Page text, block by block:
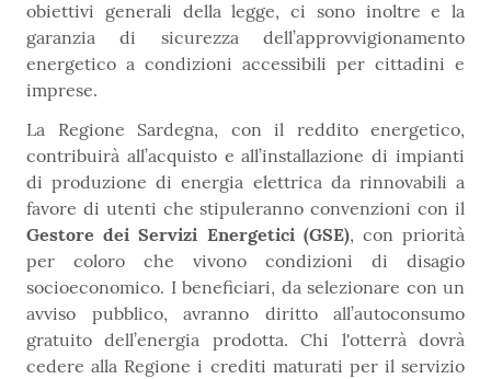
obiettivi generali della legge, ci sono inoltre e la
garanzia di sicurezza dell’approvvigionamento
energetico a condizioni accessibili per cittadini e
imprese.
La Regione Sardegna, con il reddito energetico,
contribuirà all’acquisto e all’installazione di impianti
di produzione di energia elettrica da rinnovabili a
favore di utenti che stipuleranno convenzioni con il
Gestore dei Servizi Energetici (GSE), con priorità
per coloro che vivono condizioni di disagio
socioeconomico. I beneficiari, da selezionare con un
avviso pubblico, avranno diritto all’autoconsumo
gratuito dell’energia prodotta. Chi l'otterrà dovrà
cedere alla Regione i crediti maturati per il servizio